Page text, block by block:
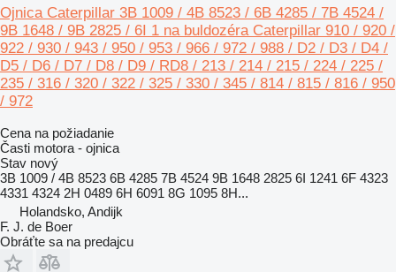
Ojnica Caterpillar 3B 1009 / 4B 8523 / 6B 4285 / 7B 4524 /
9B 1648 / 9B 2825 / 6I 1 na buldozéra Caterpillar 910 / 920 /
922 / 930 / 943 / 950 / 953 / 966 / 972 / 988 / D2 / D3 / D4 /
D5 / D6 / D7 / D8 / D9 / RD8 / 213 / 214 / 215 / 224 / 225 /
235 / 316 / 320 / 322 / 325 / 330 / 345 / 814 / 815 / 816 / 950
/ 972
Cena na požiadanie
Časti motora - ojnica
Stav nový
3B 1009 / 4B 8523 6B 4285 7B 4524 9B 1648 2825 6I 1241 6F 4323
4331 4324 2H 0489 6H 6091 8G 1095 8H...
Holandsko, Andijk
F. J. de Boer
Obráťte sa na predajcu